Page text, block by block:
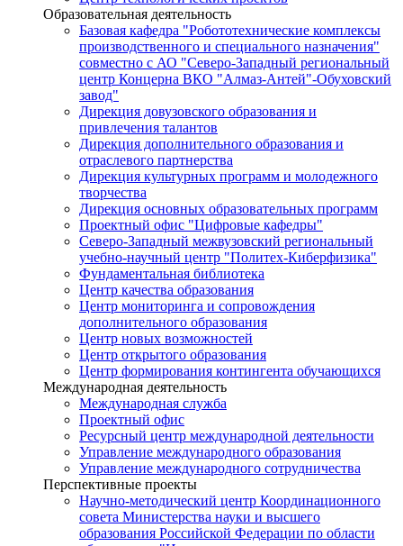
Образовательная деятельность
Базовая кафедра "Робототехнические комплексы
производственного и специального назначения"
совместно с АО "Северо-Западный региональный
центр Концерна ВКО "Алмаз-Антей"-Обуховский
завод"
Дирекция довузовского образования и
привлечения талантов
Дирекция дополнительного образования и
отраслевого партнерства
Дирекция культурных программ и молодежного
творчества
Дирекция основных образовательных программ
Проектный офис "Цифровые кафедры"
Северо-Западный межвузовский региональный
учебно-научный центр "Политех-Киберфизика"
Фундаментальная библиотека
Центр качества образования
Центр мониторинга и сопровождения
дополнительного образования
Центр новых возможностей
Центр открытого образования
Центр формирования контингента обучающихся
Международная деятельность
Международная служба
Проектный офис
Ресурсный центр международной деятельности
Управление международного образования
Управление международного сотрудничества
Перспективные проекты
Научно-методический центр Координационного
совета Министерства науки и высшего
образования Российской Федерации по области